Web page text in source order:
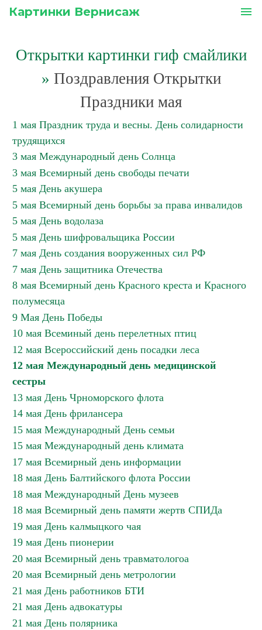
Картинки Вернисаж menu
Открытки картинки гиф смайлики
» Поздравления Открытки
Праздники мая
1 мая Праздник труда и весны. День солидарности
трудящихся
3 мая Международный день Солнца
3 мая Всемирный день свободы печати
5 мая День акушера
5 мая Всемирный день борьбы за права инвалидов
5 мая День водолаза
5 мая День шифровальщика России
7 мая День создания вооруженных сил РФ
7 мая День защитника Отечества
8 мая Всемирный день Красного креста и Красного
полумесяца
9 Мая День Победы
10 мая Всеминый день перелетных птиц
12 мая Всероссийский день посадки леса
12 мая Международный день медицинской
сестры
13 мая День Чрноморского флота
14 мая День фрилансера
15 мая Международный День семьи
15 мая Международный день климата
17 мая Всемирный день информации
18 мая День Балтийского флота России
18 мая Международный День музеев
18 мая Всемирный день памяти жертв СПИДа
19 мая День калмыцкого чая
19 мая День пионерии
20 мая Всемирный день травматологоа
20 мая Всемирный день метрологии
21 мая День работников БТИ
21 мая День адвокатуры
21 мая День полярника